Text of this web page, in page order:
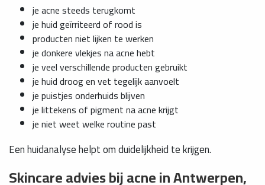
je acne steeds terugkomt
je huid geïrriteerd of rood is
producten niet lijken te werken
je donkere vlekjes na acne hebt
je veel verschillende producten gebruikt
je huid droog en vet tegelijk aanvoelt
je puistjes onderhuids blijven
je littekens of pigment na acne krijgt
je niet weet welke routine past
Een huidanalyse helpt om duidelijkheid te krijgen.
Skincare advies bij acne in Antwerpen,